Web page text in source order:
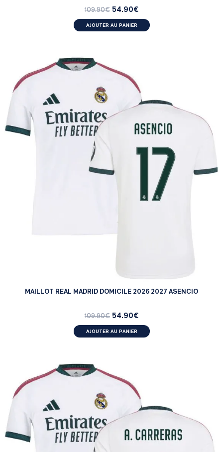
109.90€ 54.90€
AJOUTER AU PANIER
MAILLOT REAL MADRID DOMICILE 2026 2027 ASENCIO
109.90€ 54.90€
AJOUTER AU PANIER